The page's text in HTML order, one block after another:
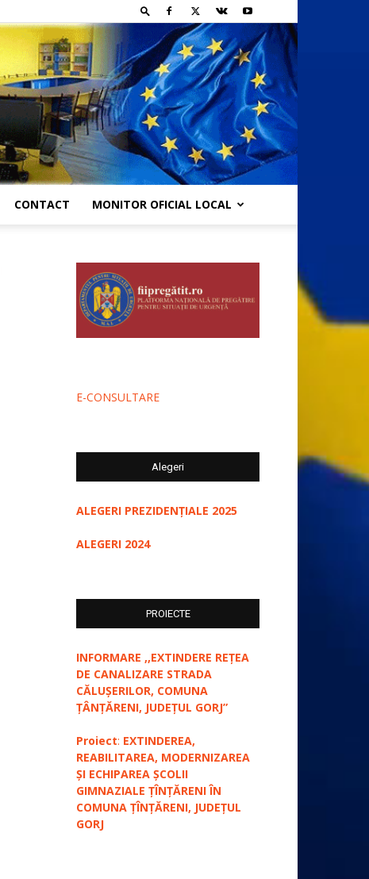
CONTACT MONITOR OFICIAL LOCAL
E-CONSULTARE
Alegeri
ALEGERI PREZIDENȚIALE 2025
ALEGERI 2024
PROIECTE
INFORMARE ,,EXTINDERE REȚEA
DE CANALIZARE STRADA
CĂLUȘERILOR, COMUNA
ȚÂNȚĂRENI, JUDEȚUL GORJ”
Proiect: EXTINDEREA,
REABILITAREA, MODERNIZAREA
ȘI ECHIPAREA ȘCOLII
GIMNAZIALE ȚÎNȚĂRENI ÎN
COMUNA ȚÎNȚĂRENI, JUDEȚUL
GORJ